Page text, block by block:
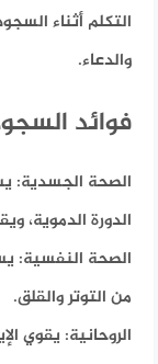
التكلم أثناء
والدعاء.
فوائد
الصحة الجسدية:
الدورة الدموية،
الصحة النفسية:
من التوتر والقلق.
الروحانية: يقوي